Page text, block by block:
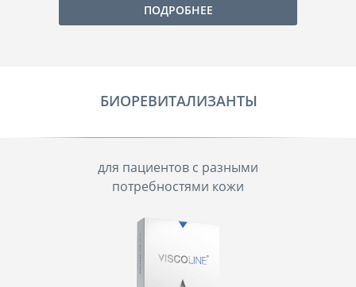
ПОДРОБНЕЕ
БИОРЕВИТАЛИЗАНТЫ
для пациентов с разными
потребностями кожи